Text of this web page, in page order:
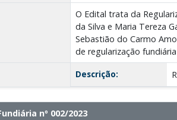
O Edital trata da
da Silva e Maria Tereza
Sebastião do Carmo
de regularização
Descrição:
nº 002/2023